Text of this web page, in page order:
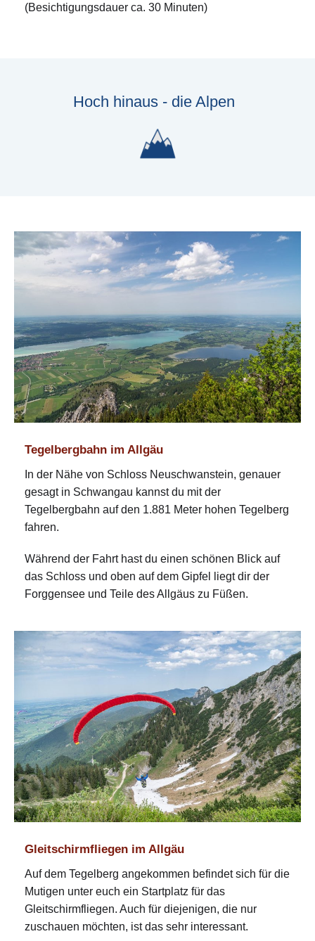
(Besichtigungsdauer ca. 30 Minuten)
Hoch hinaus - die Alpen
Tegelbergbahn im Allgäu
In der Nähe von Schloss Neuschwanstein, genauer
gesagt in Schwangau kannst du mit der
Tegelbergbahn auf den 1.881 Meter hohen Tegelberg
fahren.
Während der Fahrt hast du einen schönen Blick auf
das Schloss und oben auf dem Gipfel liegt dir der
Forggensee und Teile des Allgäus zu Füßen.
Gleitschirmfliegen im Allgäu
Auf dem Tegelberg angekommen befindet sich für die
Mutigen unter euch ein Startplatz für das
Gleitschirmfliegen. Auch für diejenigen, die nur
zuschauen möchten, ist das sehr interessant.